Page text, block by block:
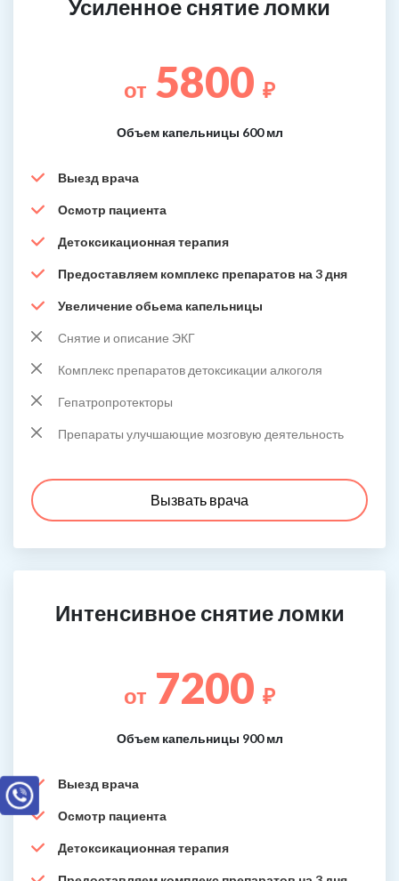
Усиленное снятие ломки
от 5800 ₽
Объем капельницы 600 мл
Выезд врача
Осмотр пациента
Детоксикационная терапия
Предоставляем комплекс препаратов на 3 дня
Увеличение обьема капельницы
Снятие и описание ЭКГ
Комплекс препаратов детоксикации алкоголя
Гепатропротекторы
Препараты улучшающие мозговую деятельность
Вызвать врача
Интенсивное снятие ломки
от 7200 ₽
Объем капельницы 900 мл
Выезд врача
Осмотр пациента
Детоксикационная терапия